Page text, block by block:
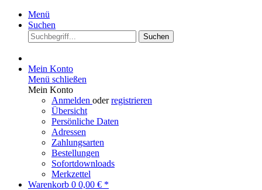
Menü
Suchen
Suchen
Mein Konto
Menü schließen
Mein Konto
Anmelden oderregistrieren
Übersicht
Persönliche Daten
Adressen
Zahlungsarten
Bestellungen
Sofortdownloads
Merkzettel
Warenkorb 0 0,00 € *